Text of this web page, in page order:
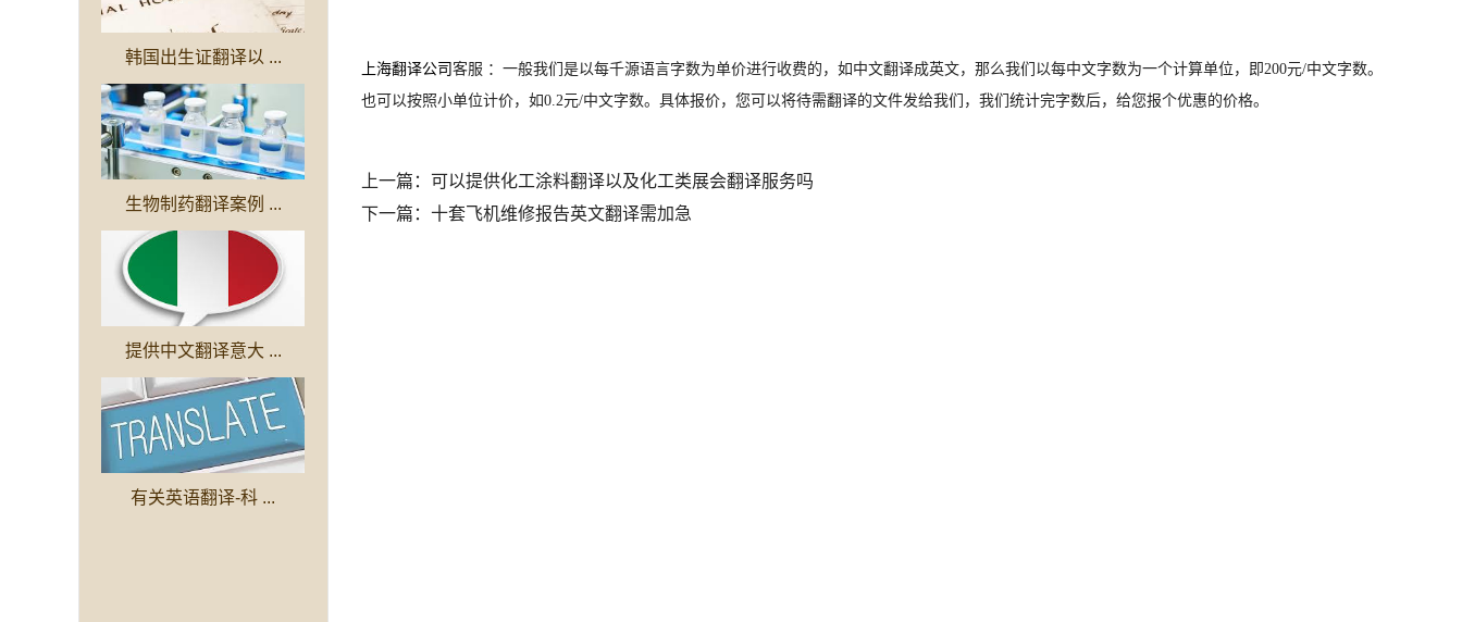
韩国出生证翻译以 ...
生物制药翻译案例 ...
提供中文翻译意大 ...
有关英语翻译-科 ...
上海翻译公司 客服 ：一般我们是以每千源语言字数为单价进行收费的，如中文翻译成英文，那么我们以每中文字数为一个计算单位，即200元/中文字数。
也可以按照小单位计价，如0.2元/中文字数。具体报价，您可以将待需翻译的文件发给我们，我们统计完字数后，给您报个优惠的价格。
上一篇： 可以提供化工涂料翻译以及化工类展会翻译服务吗
下一篇： 十套飞机维修报告英文翻译需加急